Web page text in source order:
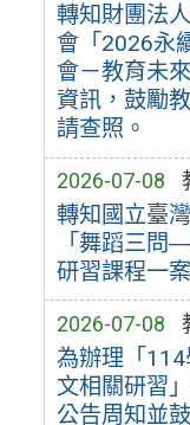
轉知財團法
會「2026永
會－教育未
資訊，鼓勵
請查照。
2026-07-08
轉知國立臺
「舞蹈三問
研習課程一
2026-07-08
為辦理「
文相關研習
公告周知並